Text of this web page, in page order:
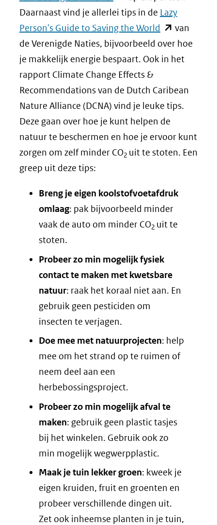
in
nieuw
venster)
(verwijst
naar
een
andere
website)
Daarnaast vind je allerlei tips in de Lazy
Person's Guide to Saving the World (opent
in
nieuw
(verwijst
naar
een
andere
website)
van
de Verenigde Naties, bijvoorbeeld over hoe
je makkelijk energie bespaart. Ook in het
rapport Climate Change Effects &
Recommendations van de Dutch Caribean
Nature Alliance (DCNA) vind je leuke tips.
Deze gaan over hoe je kunt helpen de
natuur te beschermen en hoe je ervoor kunt
zorgen om zelf minder CO2 uit te stoten. Een
greep uit deze tips:
Breng je eigen koolstofvoetafdruk
omlaag: pak bijvoorbeeld minder
vaak de auto om minder CO2 uit te
stoten.
Probeer zo min mogelijk fysiek
contact te maken met kwetsbare
natuur: raak het koraal niet aan. En
gebruik geen pesticiden om
insecten te verjagen.
Doe mee met natuurprojecten: help
mee om het strand op te ruimen of
neem deel aan een
herbebossingsproject.
Probeer zo min mogelijk afval te
maken: gebruik geen plastic tasjes
bij het winkelen. Gebruik ook zo
min mogelijk wegwerpplastic.
Maak je tuin lekker groen: kweek je
eigen kruiden, fruit en groenten en
probeer verschillende dingen uit.
Zet ook inheemse planten in je tuin,